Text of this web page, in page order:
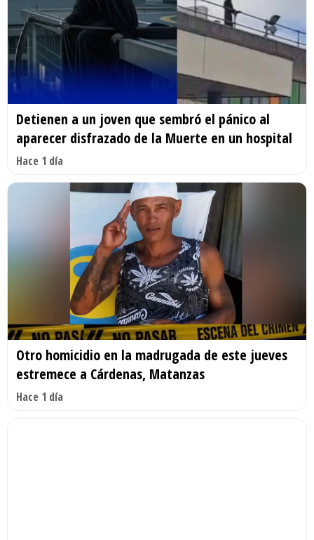
Detienen a un joven que sembró el pánico al
aparecer disfrazado de la Muerte en un hospital
Hace 1 día
Otro homicidio en la madrugada de este jueves
estremece a Cárdenas, Matanzas
Hace 1 día